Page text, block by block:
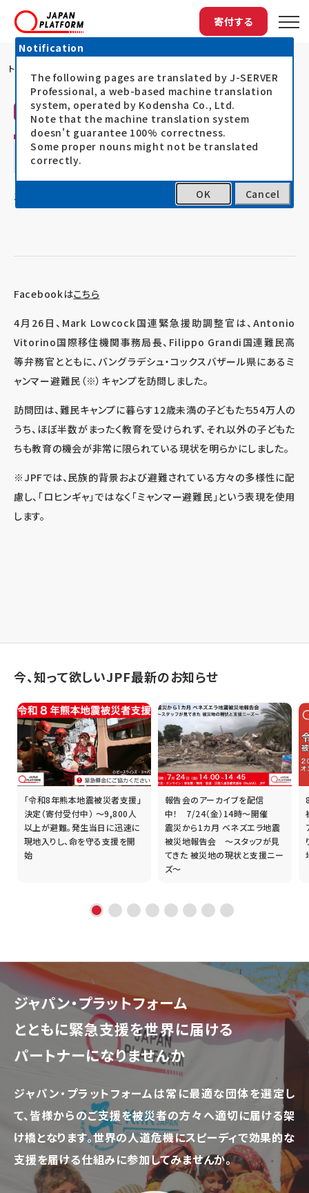
寄付する
トップ
活動レポート ジャパン・プラットフォーム（JPF）
国連の訪問団がコックスバザール難民キャ
ンプを視察－国連ニュース
19.05.11
Facebookはこちら
4月26日、Mark Lowcock国連緊急援助調整官は、Antonio
Vitorino国際移住機関事務局長、Filippo Grandi国連難民高
等弁務官とともに、バングラデシュ・コックスバザール県にあるミ
ャンマー避難民（※）キャンプを訪問しました。
訪問団は、難民キャンプに暮らす12歳未満の子どもたち54万人の
うち、ほぼ半数がまったく教育を受けられず、それ以外の子どもた
ちも教育の機会が非常に限られている現状を明らかにしました。
※JPFでは、民族的背景および避難されている方々の多様性に配
慮し、「ロヒンギャ」ではなく「ミャンマー避難民」という表現を使用
します。
今、知って欲しいJPF最新のお知らせ
「令和8年熊本地震被災者支援」
決定（寄付受付中） ～9,800人
以上が避難。発生当日に迅速に
現地入りし、命を守る支援を開
始
報告会のアーカイブを配信
中！ 7/24（金）14時～開催
震災から1カ月 ベネズエラ地震
被災地報告会 ～スタッフが見
てきた 被災地の現状と支援ニー
ズ～
ジャパン・プラットフォーム
とともに緊急支援を世界に届ける
パートナーになりませんか
ジャパン・プラットフォームは常に最適な団体を選定し
て、皆様からのご支援を被災者の方々へ適切に届ける架
け橋となります。世界の人道危機にスピーディで効果的な
支援を届ける仕組みに参加してみませんか。
Notification
The following pages are translated by J-SERVER
Professional, a web-based machine translation
system, operated by Kodensha Co., Ltd.
Note that the machine translation system
doesn't guarantee 100% correctness.
Some proper nouns might not be translated
correctly.
OK Cancel